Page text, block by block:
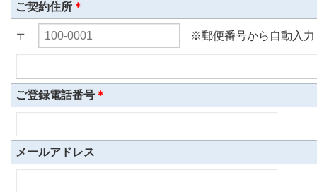
ご契約住所 ＊
〒 ※郵便番号から自動入力
ご登録電話番号 ＊
メールアドレス